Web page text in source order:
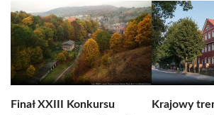
Finał XXIII Konkursu
Krajowy